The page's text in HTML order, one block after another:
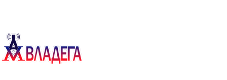
содержимому